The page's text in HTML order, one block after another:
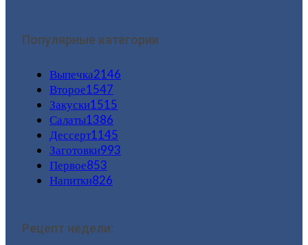
Популярные категории
Выпечка2146
Второе1547
Закуски1515
Салаты1386
Дессерт1145
Заготовки993
Первое853
Напитки826
Рецепт недели: